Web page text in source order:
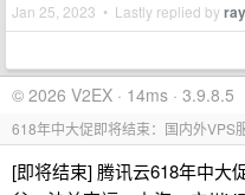
Jan 25, 2023 • Lastly replied by
© 2026 V2EX · 14ms · 3.9.8.5
618年中大促即将结束：国内外VPS
[即将结束] 腾讯云618年中大